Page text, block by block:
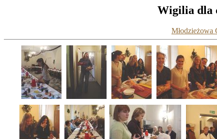
Wigilia dla
Młodzieżowa